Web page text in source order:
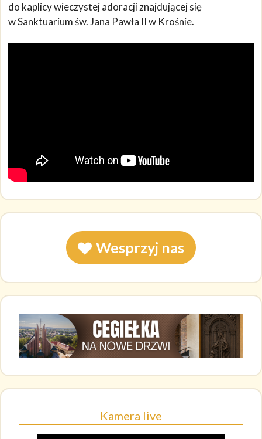
do kaplicy wieczystej adoracji znajdującej się
w Sanktuarium św. Jana Pawła II w Krośnie.
Wesprzyj nas
Kamera live